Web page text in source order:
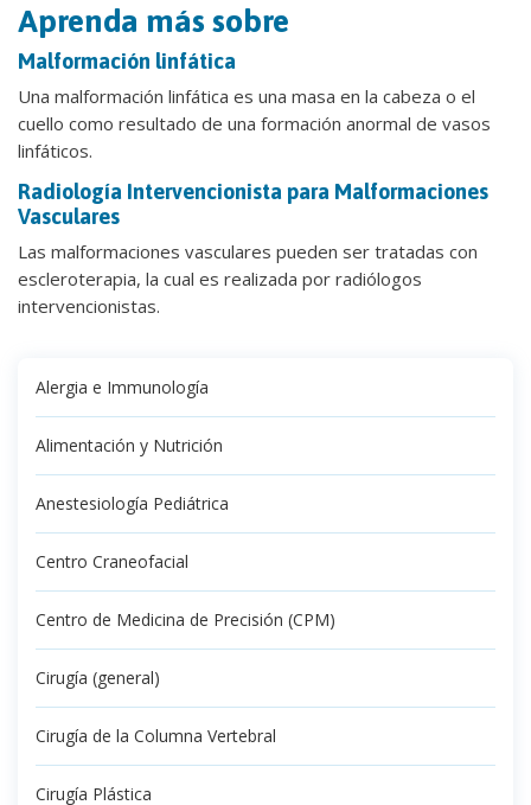
Aprenda más sobre
Malformación linfática
Una malformación linfática es una masa en la cabeza o el
cuello como resultado de una formación anormal de vasos
linfáticos.
Radiología Intervencionista para Malformaciones
Vasculares
Las malformaciones vasculares pueden ser tratadas con
escleroterapia, la cual es realizada por radiólogos
intervencionistas.
Alergia e Immunología
Alimentación y Nutrición
Anestesiología Pediátrica
Centro Craneofacial
Centro de Medicina de Precisión (CPM)
Cirugía (general)
Cirugía de la Columna Vertebral
Cirugía Plástica